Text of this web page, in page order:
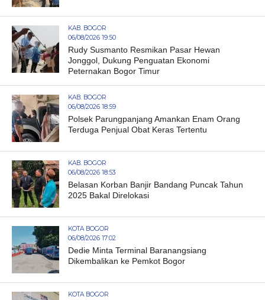
KAB. BOGOR
06/08/2026 19:50
Rudy Susmanto Resmikan Pasar Hewan
Jonggol, Dukung Penguatan Ekonomi
Peternakan Bogor Timur
KAB. BOGOR
06/08/2026 18:59
Polsek Parungpanjang Amankan Enam Orang
Terduga Penjual Obat Keras Tertentu
KAB. BOGOR
06/08/2026 18:53
Belasan Korban Banjir Bandang Puncak Tahun
2025 Bakal Direlokasi
KOTA BOGOR
06/08/2026 17:02
Dedie Minta Terminal Baranangsiang
Dikembalikan ke Pemkot Bogor
KOTA BOGOR